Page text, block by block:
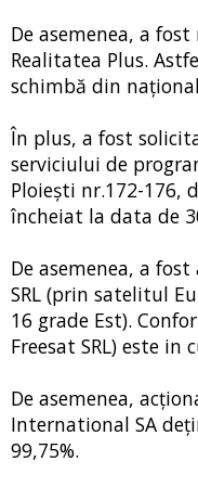
De asemenea, a
Realitatea Plus.
schimbă din
În plus, a fost
serviciului de
Ploiești nr.172-176,
încheiat la data de
De asemenea, a
SRL (prin satelitul
16 grade Est).
Freesat SRL) este
De asemenea,
International SA
99,75%.